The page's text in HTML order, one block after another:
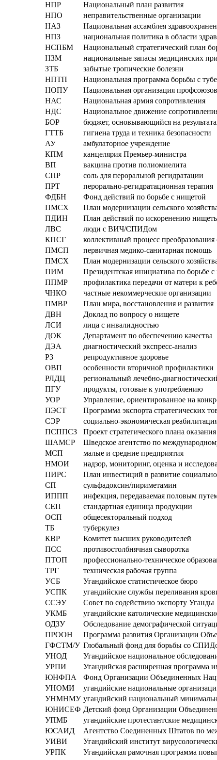
НПР
Национальный план развития
НПО
неправительственные организации
НАЗ
Национальная ассамблея
НПЗ
национальная политика в области
НСПБМ
Национальный стратегический план
НЗМ
национальные запасы медицинских
ЗТБ
забытые тропические болезни
НПТП
Национальная программа борьбы с
НОПУ
Национальная организация
НАС
Национальная армия сопротивления
НДС
Национальное движение
БОР
бюджет, основывающийся на
ГТТБ
гигиена труда и техника безопасности
АУ
амбулаторное учреждение
КПМ
канцелярия Премьер-министра
ВП
вакцина против полиомиелита
СПР
соль для пероральной регидратации
ПРТ
перорально-регидратационная терапия
ФДБН
Фонд действий по борьбе с нищетой
ПМСХ
План модернизации сельского
ПДИН
План действий по искоренению
ЛВС
люди с ВИЧ/СПИДом
КПСГ
коллективный процесс
ПМСП
первичная медико-санитарная помощь
ПМСХ
План модернизации сельского
ПИМ
Президентская инициатива по борьбе
ППМР
профилактика передачи от матери к
ЧНКО
частные некоммерческие организации
ПМВР
План мира, восстановления и развития
ДВН
Доклад по вопросу о нищете
ЛСИ
лица с инвалидностью
ДОК
Департамент по обеспечению качества
ДЭА
диагностический экспресс-анализ
РЗ
репродуктивное здоровье
ОВП
особенности вторичной профилактики
РЛДЦ
региональный лечебно-
ПГУ
продукты, готовые к употреблению
УОР
Управление, ориентированное на
ПЭСТ
Программа экспорта стратегических
СЭР
социально-экономическая
ПСППСЗ
Проект стратегического плана
ШАМСР
Шведское агентство по
МСП
малые и средние предприятия
НМОИ
надзор, мониторинг, оценка и
ПИРС
План инвестиций в развитие
СП
сульфадоксин/пириметамин
ИППП
инфекция, передаваемая половым
СЕП
стандартная единица продукции
ОСП
общесекторальный подход
ТБ
туберкулез
КВР
Комитет высших руководителей
ПСС
противостолбнячная сыворотка
ПТОП
профессионально-техническое
ТРГ
техническая рабочая группа
УСБ
Угандийское статистическое бюро
УСПК
угандийские службы переливания
ССЭУ
Совет по содействию экспорту Уганды
УКМБ
угандийские католические
ОДЗУ
Обследование демографической
ПРООН
Программа развития Организации
ГФСТМ/У Глобальный фонд для борьбы со
УНОД
Угандийское национальное
УРПИ
Угандийская расширенная программа
ЮНФПА
Фонд Организации Объединенных
УНОМИ
угандийские национальные
УНМНМУ угандийский национальный
ЮНИСЕФ Детский фонд Организации
УПМБ
угандийские протестантские
ЮСАИД
Агентство Соединенных Штатов по
УИВИ
Угандийский институт
УРПК
Угандийская рамочная программа